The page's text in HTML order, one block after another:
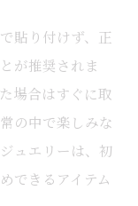
貼り付けず、正
が推奨されま
場合はすぐに取
の中で楽しみな
ュエリーは、初
できるアイテム